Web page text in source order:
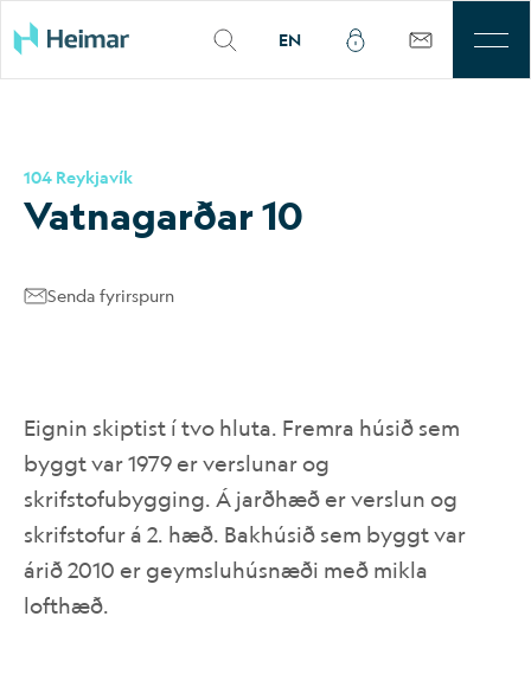
EN
Þjónusta
Kjarnasvæði
Um okkur
Mínar síður
IS
104 Reykjavík
Vatna­garð­ar 10
Senda fyrirspurn
Eignin skiptist í tvo hluta. Fremra húsið sem
byggt var 1979 er verslunar og
skrifstofubygging. Á jarðhæð er verslun og
skrifstofur á 2. hæð. Bakhúsið sem byggt var
árið 2010 er geymsluhúsnæði með mikla
lofthæð.